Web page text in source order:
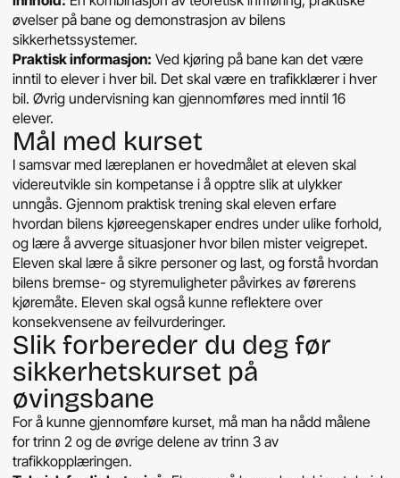
øvelser på bane og demonstrasjon av bilens
sikkerhetssystemer.
Praktisk informasjon: Ved kjøring på bane kan det være
inntil to elever i hver bil. Det skal være en trafikklærer i hver
bil. Øvrig undervisning kan gjennomføres med inntil 16
elever.
Mål med kurset
I samsvar med læreplanen er hovedmålet at eleven skal
videreutvikle sin kompetanse i å opptre slik at ulykker
unngås. Gjennom praktisk trening skal eleven erfare
hvordan bilens kjøreegenskaper endres under ulike forhold,
og lære å avverge situasjoner hvor bilen mister veigrepet.
Eleven skal lære å sikre personer og last, og forstå hvordan
bilens bremse- og styremuligheter påvirkes av førerens
kjøremåte. Eleven skal også kunne reflektere over
konsekvensene av feilvurderinger.
Slik forbereder du deg før
sikkerhetskurset på
øvingsbane
For å kunne gjennomføre kurset, må man ha nådd målene
for trinn 2 og de øvrige delene av trinn 3 av
trafikkopplæringen.